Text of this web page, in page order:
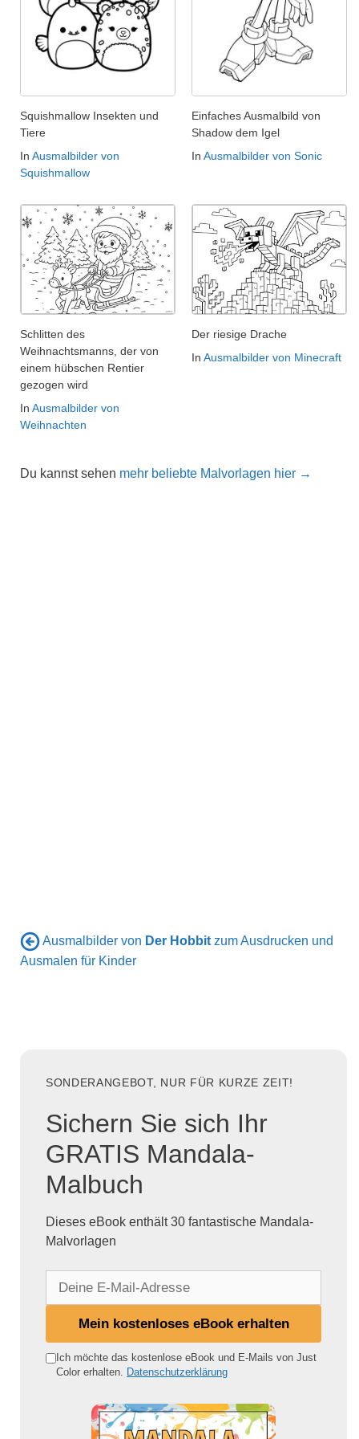
Squishmallow Insekten und
Tiere
In Ausmalbilder von
Squishmallow
Einfaches Ausmalbild von
Shadow dem Igel
In Ausmalbilder von Sonic
Schlitten des
Weihnachtsmanns, der von
einem hübschen Rentier
gezogen wird
In Ausmalbilder von
Weihnachten
Der riesige Drache
In Ausmalbilder von Minecraft
Du kannst sehen mehr beliebte Malvorlagen hier →
Ausmalbilder von Der Hobbit zum Ausdrucken und
Ausmalen für Kinder
SONDERANGEBOT, NUR FÜR KURZE ZEIT!
Sichern Sie sich Ihr
GRATIS Mandala-
Malbuch
Dieses eBook enthält 30 fantastische Mandala-
Malvorlagen
e
Mein kostenloses eBook erhalten
Ich möchte das kostenlose eBook und E-Mails von Just
Color erhalten. Datenschutzerklärung